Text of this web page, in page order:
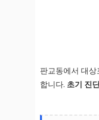
판교동에서 대
합니다. 초기 진